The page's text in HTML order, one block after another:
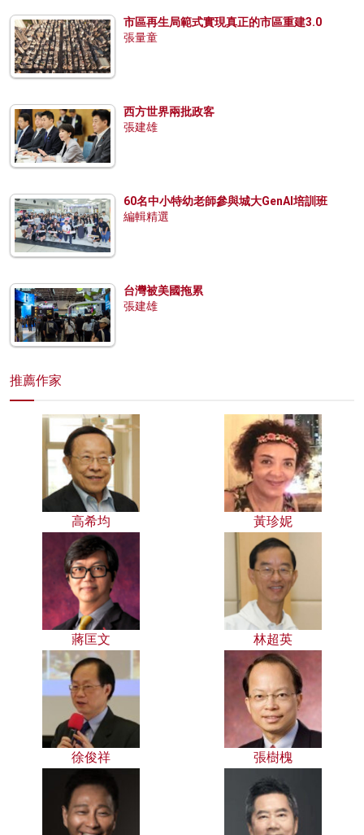
市區再生局範式實現真正的市區重建3.0
張量童
西方世界兩批政客
張建雄
60名中小特幼老師參與城大GenAI培訓班
編輯精選
台灣被美國拖累
張建雄
推薦作家
高希均 黃珍妮
蔣匡文 林超英
徐俊祥 張樹槐